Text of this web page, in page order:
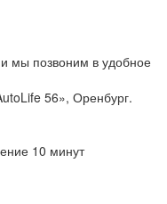
мы позвоним в удобное
56», Оренбург.
10 минут